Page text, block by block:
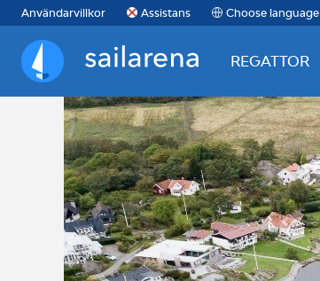
Användarvillkor Assistans Choose language
Sailarena
REGATTOR